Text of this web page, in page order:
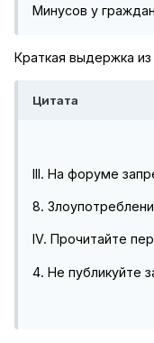
Минусов у
Краткая выдержка из
Цитата
III. На форуме
8.
IV. Прочитайте
4. Не публикуйте